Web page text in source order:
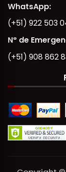
WhatsApp:
(+51) 922 503
N° de
(+51) 908 862